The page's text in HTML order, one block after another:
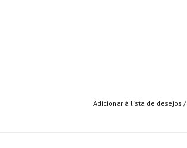
Adicionar à lista de desejos /